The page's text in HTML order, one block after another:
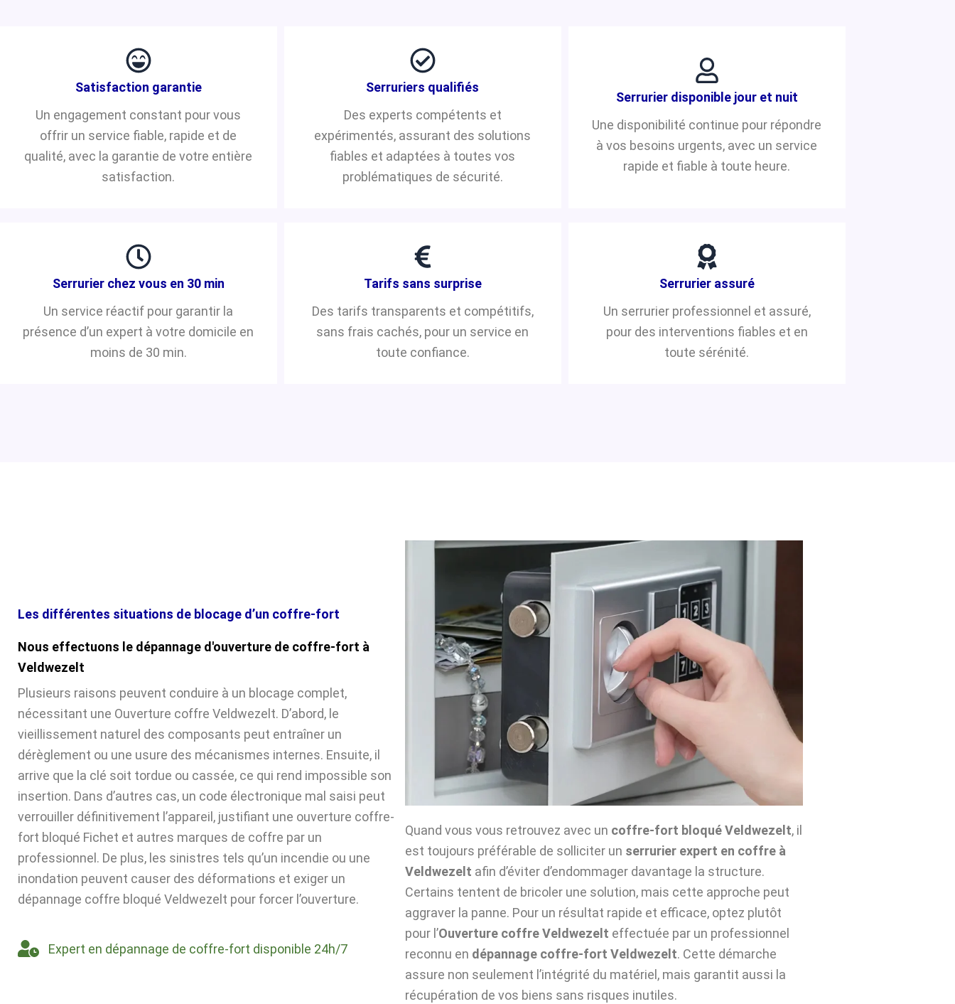
Satisfaction garantie
Un engagement constant pour vous
offrir un service fiable, rapide et de
qualité, avec la garantie de votre entière
satisfaction.
Serruriers qualifiés
Des experts compétents et
expérimentés, assurant des solutions
fiables et adaptées à toutes vos
problématiques de sécurité.
Serrurier disponible jour et nuit
Une disponibilité continue pour répondre
à vos besoins urgents, avec un service
rapide et fiable à toute heure.
Serrurier chez vous en 30 min
Un service réactif pour garantir la
présence d’un expert à votre domicile en
moins de 30 min.
Tarifs sans surprise
Des tarifs transparents et compétitifs,
sans frais cachés, pour un service en
toute confiance.
Serrurier assuré
Un serrurier professionnel et assuré,
pour des interventions fiables et en
toute sérénité.
Les différentes situations de blocage d’un coffre-fort
Nous effectuons le dépannage d'ouverture de coffre-fort à
Veldwezelt
Plusieurs raisons peuvent conduire à un blocage complet,
nécessitant une Ouverture coffre Veldwezelt. D’abord, le
vieillissement naturel des composants peut entraîner un
dérèglement ou une usure des mécanismes internes. Ensuite, il
arrive que la clé soit tordue ou cassée, ce qui rend impossible son
insertion. Dans d’autres cas, un code électronique mal saisi peut
verrouiller définitivement l’appareil, justifiant une ouverture coffre-
fort bloqué Fichet et autres marques de coffre par un
professionnel. De plus, les sinistres tels qu’un incendie ou une
inondation peuvent causer des déformations et exiger un
dépannage coffre bloqué Veldwezelt pour forcer l’ouverture.
Expert en dépannage de coffre-fort disponible 24h/7
Quand vous vous retrouvez avec un coffre-fort bloqué Veldwezelt, il
est toujours préférable de solliciter un serrurier expert en coffre à
Veldwezelt afin d’éviter d’endommager davantage la structure.
Certains tentent de bricoler une solution, mais cette approche peut
aggraver la panne. Pour un résultat rapide et efficace, optez plutôt
pour l’Ouverture coffre Veldwezelt effectuée par un professionnel
reconnu en dépannage coffre-fort Veldwezelt. Cette démarche
assure non seulement l’intégrité du matériel, mais garantit aussi la
récupération de vos biens sans risques inutiles.